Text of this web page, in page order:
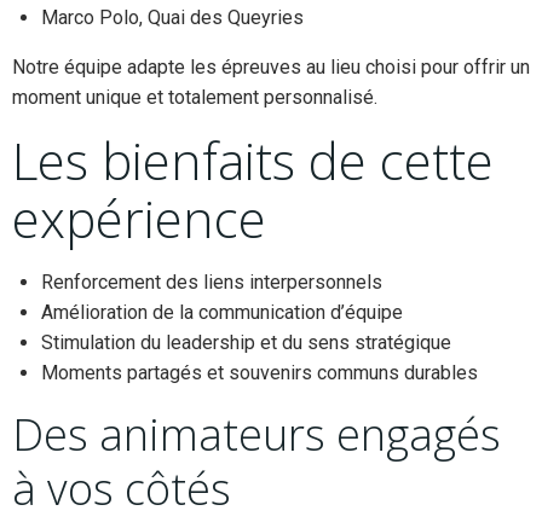
Marco Polo, Quai des Queyries
Notre équipe adapte les épreuves au lieu choisi pour offrir un
moment unique et totalement personnalisé.
Les bienfaits de cette
expérience
Renforcement des liens interpersonnels
Amélioration de la communication d’équipe
Stimulation du leadership et du sens stratégique
Moments partagés et souvenirs communs durables
Des animateurs engagés
à vos côtés